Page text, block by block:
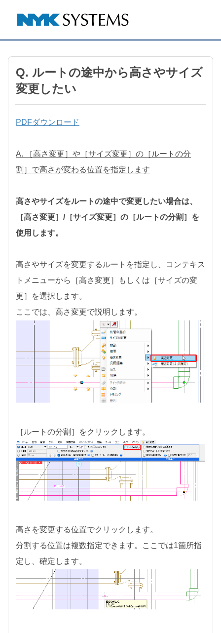
Q. ルートの途中から高さやサイズ
変更したい
PDFダウンロード
A. ［高さ変更］や［サイズ変更］の［ルートの分
割］で高さが変わる位置を指定します
高さやサイズをルートの途中で変更したい場合は、
［高さ変更］/［サイズ変更］の［ルートの分割］を
使用します。
高さやサイズを変更するルートを指定し、コンテキス
トメニューから［高さ変更］もしくは［サイズの変
更］を選択します。
ここでは、高さ変更で説明します。
［ルートの分割］をクリックします。
高さを変更する位置でクリックします。
分割する位置は複数指定できます。ここでは1箇所指
定し、確定します。